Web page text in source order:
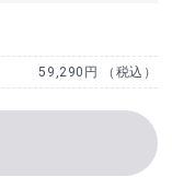
59,290円 （税込）